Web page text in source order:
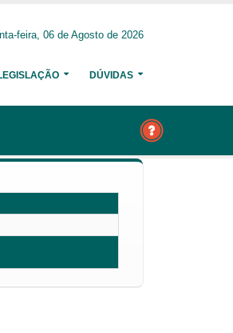
feira, 06 de Agosto de 2026
DÚVIDAS